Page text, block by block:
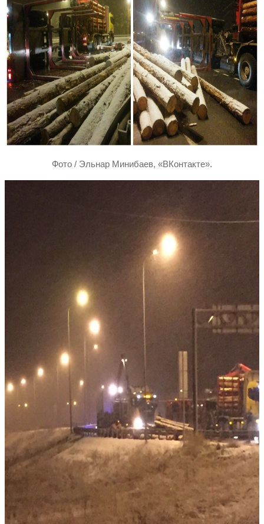
Фото / Эльнар Минибаев, «ВКонтакте».